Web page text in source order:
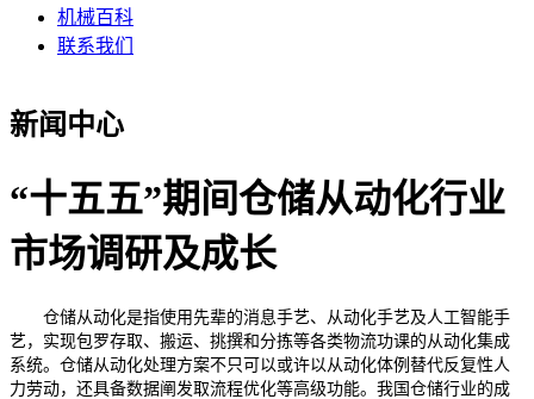
机械百科
联系我们
新闻中心
“十五五”期间仓储从动化行业
市场调研及成长
仓储从动化是指使用先辈的消息手艺、从动化手艺及人工智能手
艺，实现包罗存取、搬运、挑撰和分拣等各类物流功课的从动化集成
系统。仓储从动化处理方案不只可以或许以从动化体例替代反复性人
力劳动，还具备数据阐发取流程优化等高级功能。我国仓储行业的成